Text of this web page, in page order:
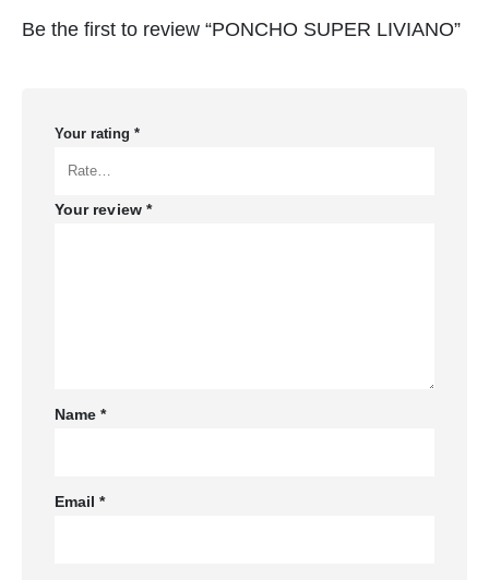
Be the first to review “PONCHO SUPER LIVIANO”
Your rating *
Your review *
Name*
Email*